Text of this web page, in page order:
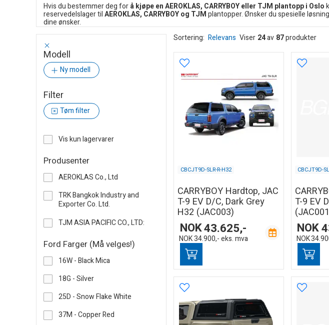
Hvis du bestemmer deg forå kjøpe en AEROKLAS, CARRYBOY eller TJM plantopp i Oslo
reservedelslager tilAEROKLAS, CARRYBOY og TJMplantopper. Ønsker du spesielle
dine ønsker.
Modell
Ny modell
Filter
Tøm filter
Vis kun lagervarer
Produsenter
AEROKLAS Co., Ltd
TRK Bangkok Industry and
Exporter Co. Ltd.
TJM ASIA PACIFIC CO., LTD:
Ford Farger (Må velges!)
16W - Black Mica
18G - Silver
25D - Snow Flake White
37M - Copper Red
Sortering: Relevans Viser 24av 87produkter
CBCJT9D-SLR-R-H32
CARRYBOY Hardtop, JAC
T-9 EV D/C, Dark Grey
H32 (JAC003)
NOK43.625,-
NOK34.900,-eks. mva
CBCJT9D-
T-9 EV
NOK
NOK